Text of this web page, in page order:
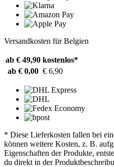
Versandkosten für Belgien
ab € 49,90 kostenlos*
ab € 0,00 € 6,90
* Diese Lieferkosten fallen bei
können weitere Kosten, z. B.
Eigenschaften der Produkte,
du direkt in der